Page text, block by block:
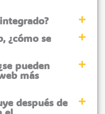
¿cómo se
pueden
más
después de